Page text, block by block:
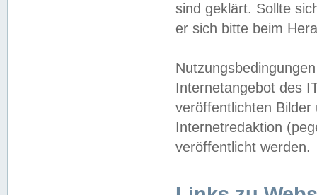
sind geklärt. Sollte
er sich bitte beim
Internetangebot des
veröffentlichten
Internetredaktion
veröffentlicht werden.